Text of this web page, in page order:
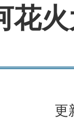
花
更